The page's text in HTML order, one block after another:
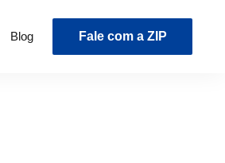
Blog Fale com a ZIP